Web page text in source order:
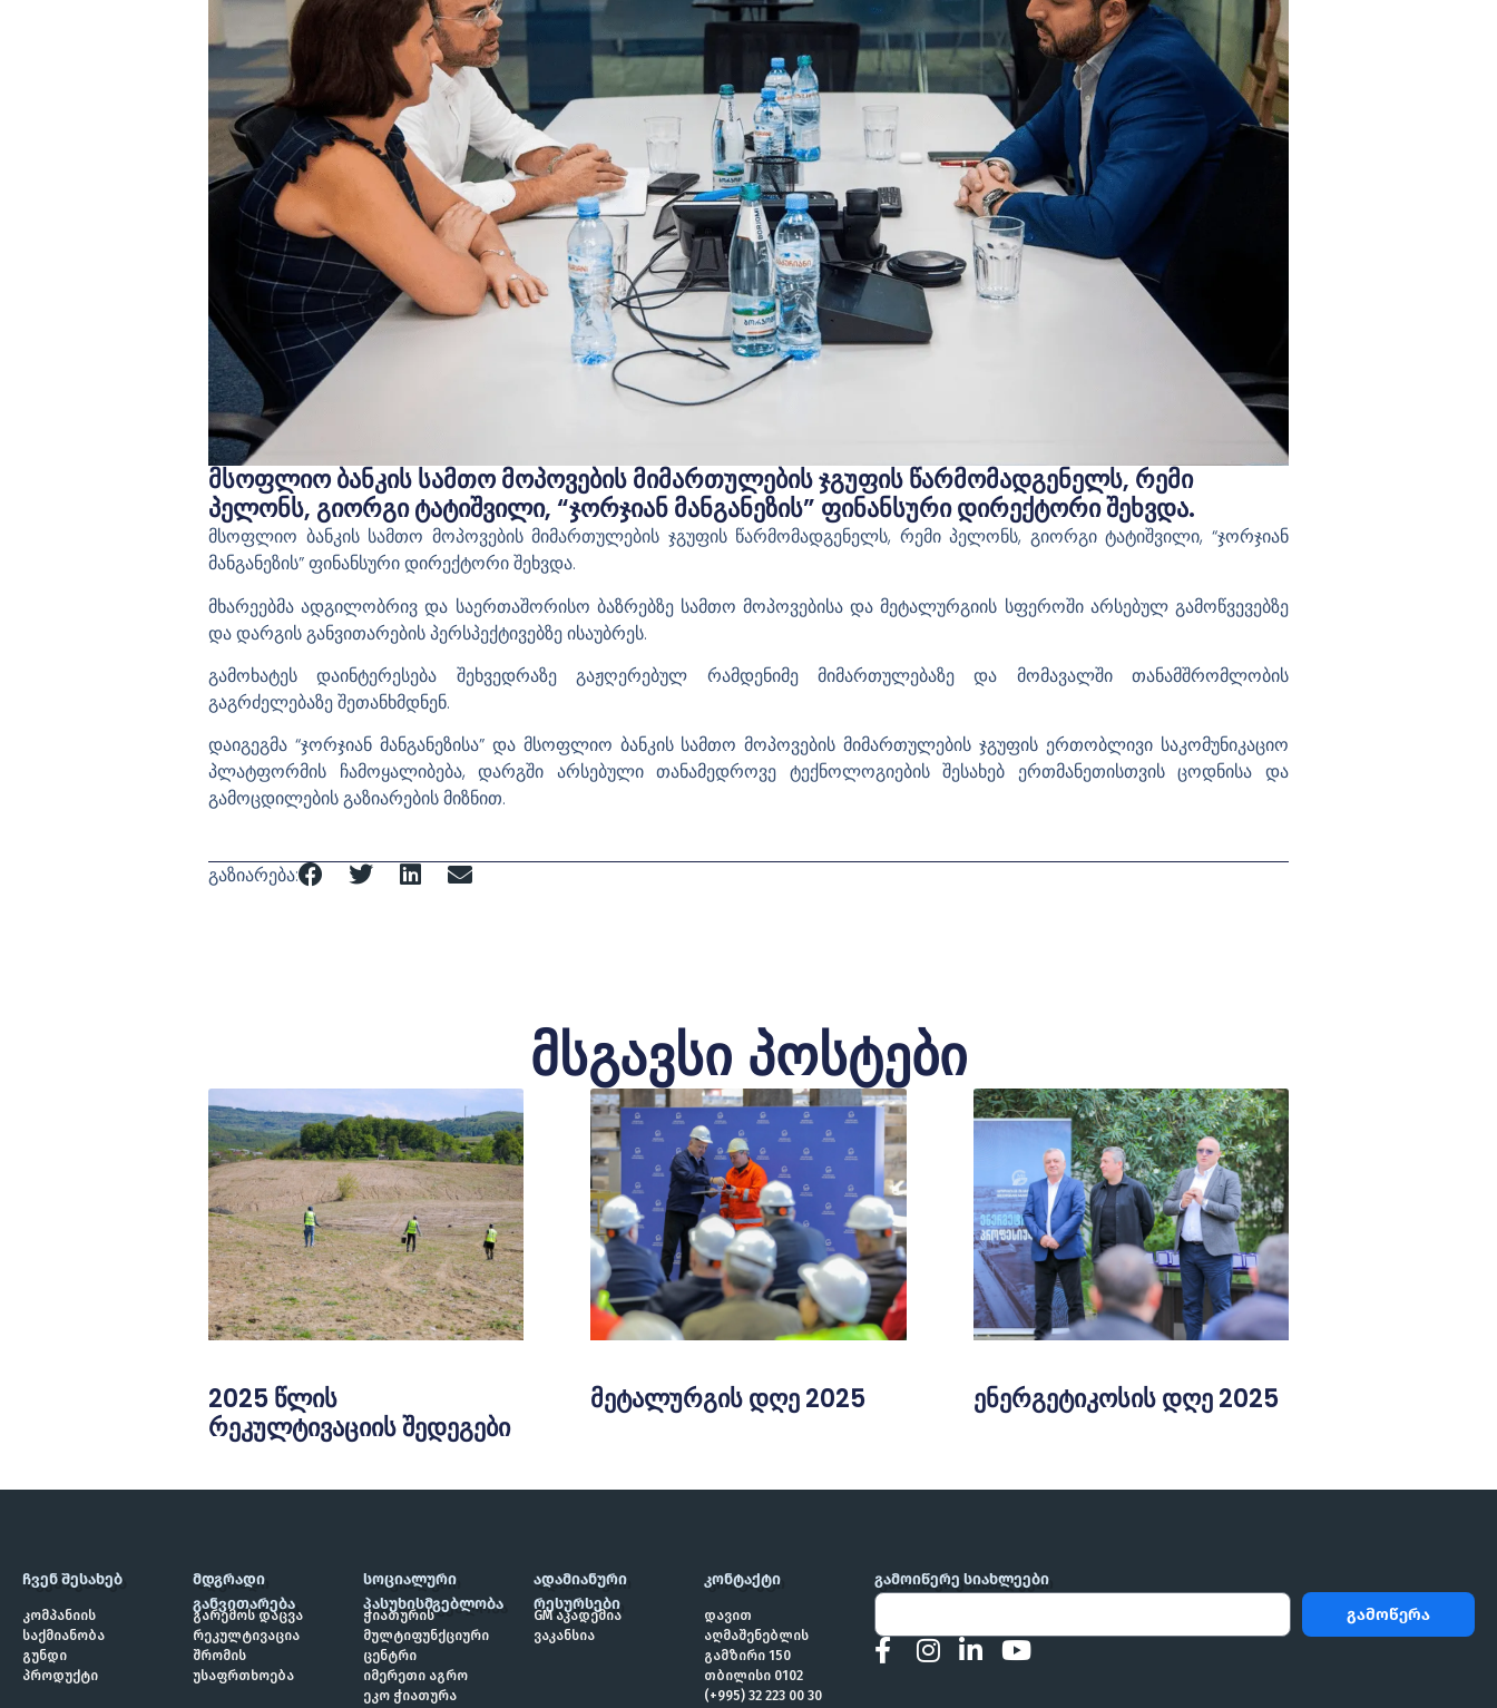
Მსოფლიო Ბანკის Სამთო Მოპოვების Მიმართულების Ჯგუფის Წარმომადგენელს, Რემი
Პელონს, Გიორგი Ტატიშვილი, “ჯორჯიან Მანგანეზის” Ფინანსური Დირექტორი Შეხვდა.
მსოფლიო ბანკის სამთო მოპოვების მიმართულების ჯგუფის წარმომადგენელს, რემი პელონს, გიორგი ტატიშვილი, “ჯორჯიან
მანგანეზის” ფინანსური დირექტორი შეხვდა.
მხარეებმა ადგილობრივ და საერთაშორისო ბაზრებზე სამთო მოპოვებისა და მეტალურგიის სფეროში არსებულ გამოწვევებზე
და დარგის განვითარების პერსპექტივებზე ისაუბრეს.
გამოხატეს დაინტერესება შეხვედრაზე გაჟღერებულ რამდენიმე მიმართულებაზე და მომავალში თანამშრომლობის
გაგრძელებაზე შეთანხმდნენ.
დაიგეგმა “ჯორჯიან მანგანეზისა” და მსოფლიო ბანკის სამთო მოპოვების მიმართულების ჯგუფის ერთობლივი საკომუნიკაციო
პლატფორმის ჩამოყალიბება, დარგში არსებული თანამედროვე ტექნოლოგიების შესახებ ერთმანეთისთვის ცოდნისა და
გამოცდილების გაზიარების მიზნით.
გაზიარება:
მსგავსი პოსტები
2025 წლის
რეკულტივაციის შედეგები
მეტალურგის დღე 2025 ენერგეტიკოსის დღე 2025
ᲩᲕᲔᲜ ᲨᲔᲡᲐᲮᲔᲑ
კომპანიის
საქმიანობა
გუნდი
პროდუქტი
ᲛᲓᲒᲠᲐᲓᲘ
ᲒᲐᲜᲕᲘᲗᲐᲠᲔᲑᲐ
გარემოს დაცვა
რეკულტივაცია
შრომის
უსაფრთხოება
ᲡᲝᲪᲘᲐᲚᲣᲠᲘ
ᲞᲐᲡᲣᲮᲘᲡᲛᲒᲔᲑᲚᲝᲑᲐ
ჭიათურის
მულტიფუნქციური
ცენტრი
იმერეთი აგრო
ეკო ჭიათურა
ᲐᲓᲐᲛᲘᲐᲜᲣᲠᲘ
ᲠᲔᲡᲣᲠᲡᲔᲑᲘ
GM აკადემია
ვაკანსია
ᲙᲝᲜᲢᲐᲥᲢᲘ
დავით
აღმაშენებლის
გამზირი 150
თბილისი 0102
(+995) 32 223 00 30
ᲒᲐᲛᲝᲘᲬᲔᲠᲔ ᲡᲘᲐᲮᲚᲔᲔᲑᲘ
გამოწერა